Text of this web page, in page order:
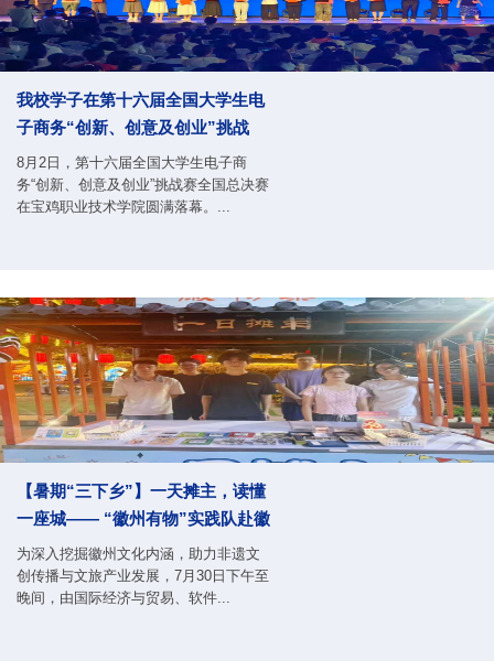
我校学子在第十六届全国大学生电
子商务“创新、创意及创业”挑战
赛 乡村振兴实战赛“宝鸡杯”全国
总决赛中斩获二等奖
8月2日，第十六届全国大学生电子商
务“创新、创意及创业”挑战赛全国总决赛
在宝鸡职业技术学院圆满落幕。...
【暑期“三下乡”】一天摊主，读懂
一座城—— “徽州有物”实践队赴徽
州古城开展社会实践
为深入挖掘徽州文化内涵，助力非遗文
创传播与文旅产业发展，7月30日下午至
晚间，由国际经济与贸易、软件...